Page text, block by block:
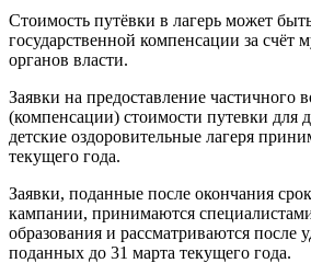
Стоимость путёвки в лагерь может
государственной компенсации за счёт
органов власти.
Заявки на предоставление частичного
(компенсации) стоимости путевки для
детские оздоровительные лагеря
текущего года.
Заявки, поданные после окончания
кампании, принимаются
образования и рассматриваются после
поданных до 31 марта текущего года.